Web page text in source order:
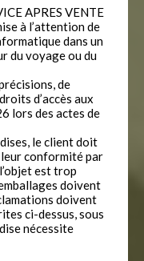
APRES VENTE
à l’attention de
dans un
du voyage ou du
de
d’accès aux
lors des actes de
le client doit
conformité par
est trop
doivent
doivent
ci-dessus, sous
nécessite